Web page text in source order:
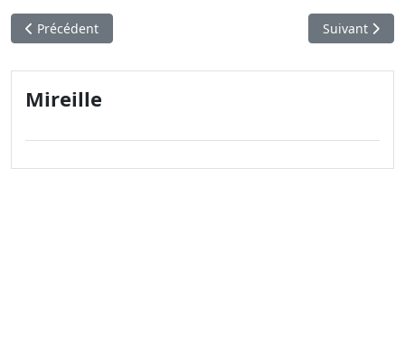
Article précédent : Mon immeuble en papier découpé
Précédent Article
Suivant
Mireille